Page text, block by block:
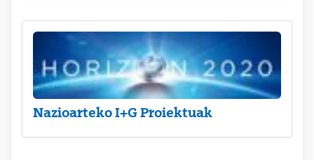
Nazioarteko I+G Proiektuak